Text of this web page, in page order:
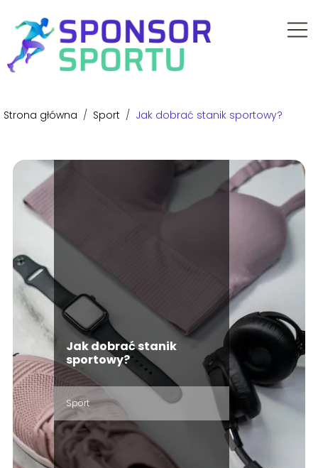
Strona główna / Sport / Jak dobrać stanik sportowy?
Jak dobrać stanik
sportowy?
Sport